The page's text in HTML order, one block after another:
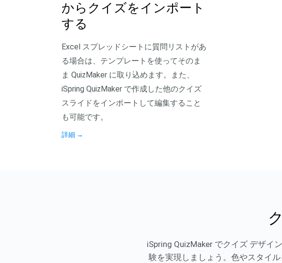
からクイズをインポート
する
Excel スプレッドシートに質問リストがあ
る場合は、テンプレートを使ってそのま
ま QuizMaker に取り込めます。また、
iSpring QuizMaker で作成した他のクイズ
スライドをインポートして編集すること
も可能です。
詳細 →
iSpring QuizMaker でクイズ デザイ
験を実現しましょう。色やスタイ